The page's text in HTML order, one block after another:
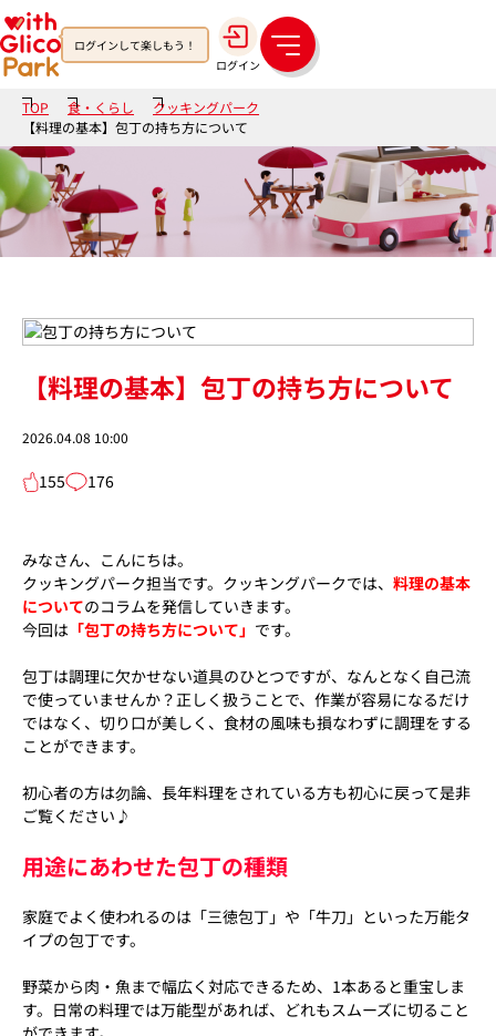
ログインして楽しもう！
ログイン
メ
ニ
TOP 食・くらし
クッキングパーク
【料理の基本】包丁の持ち方について
【料理の基本】包丁の持ち方について
2026.04.08 10:00
155 176
みなさん、こんにちは。
クッキングパーク担当です。クッキングパークでは、 料理の基本
についてのコラムを発信していきます。
今回は 「包丁の持ち方について」 です。
包丁は調理に欠かせない道具のひとつですが、なんとなく自己流
で使っていませんか？正しく扱うことで、作業が容易になるだけ
ではなく、切り口が美しく、食材の風味も損なわずに調理をする
ことができます。
初心者の方は勿論、長年料理をされている方も初心に戻って是非
ご覧ください♪
用途にあわせた包丁の種類
家庭でよく使われるのは「三徳包丁」や「牛刀」といった万能タ
イプの包丁です。
野菜から肉・魚まで幅広く対応できるため、1本あると重宝しま
す。日常の料理では万能型があれば、どれもスムーズに切ること